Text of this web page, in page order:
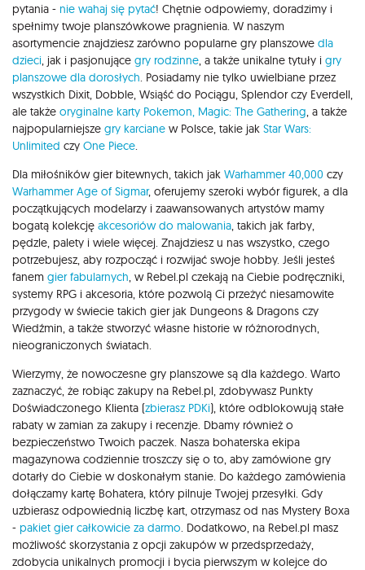
pytania - nie wahaj się pytać! Chętnie odpowiemy, doradzimy i
spełnimy twoje planszówkowe pragnienia. W naszym
asortymencie znajdziesz zarówno popularne gry planszowe dla
dzieci, jak i pasjonujące gry rodzinne, a także unikalne tytuły i gry
planszowe dla dorosłych. Posiadamy nie tylko uwielbiane przez
wszystkich Dixit, Dobble, Wsiąść do Pociągu, Splendor czy Everdell,
ale także oryginalne karty Pokemon, Magic: The Gathering, a także
najpopularniejsze gry karciane w Polsce, takie jak Star Wars:
Unlimited czy One Piece.
Dla miłośników gier bitewnych, takich jak Warhammer 40,000 czy
Warhammer Age of Sigmar, oferujemy szeroki wybór figurek, a dla
początkujących modelarzy i zaawansowanych artystów mamy
bogatą kolekcję akcesoriów do malowania, takich jak farby,
pędzle, palety i wiele więcej. Znajdziesz u nas wszystko, czego
potrzebujesz, aby rozpocząć i rozwijać swoje hobby. Jeśli jesteś
fanem gier fabularnych, w Rebel.pl czekają na Ciebie podręczniki,
systemy RPG i akcesoria, które pozwolą Ci przeżyć niesamowite
przygody w świecie takich gier jak Dungeons & Dragons czy
Wiedźmin, a także stworzyć własne historie w różnorodnych,
nieograniczonych światach.
Wierzymy, że nowoczesne gry planszowe są dla każdego. Warto
zaznaczyć, że robiąc zakupy na Rebel.pl, zdobywasz Punkty
Doświadczonego Klienta (zbierasz PDKi), które odblokowują stałe
rabaty w zamian za zakupy i recenzje. Dbamy również o
bezpieczeństwo Twoich paczek. Nasza bohaterska ekipa
magazynowa codziennie troszczy się o to, aby zamówione gry
dotarły do Ciebie w doskonałym stanie. Do każdego zamówienia
dołączamy kartę Bohatera, który pilnuje Twojej przesyłki. Gdy
uzbierasz odpowiednią liczbę kart, otrzymasz od nas Mystery Boxa
- pakiet gier całkowicie za darmo. Dodatkowo, na Rebel.pl masz
możliwość skorzystania z opcji zakupów w przedsprzedaży,
zdobycia unikalnych promocji i bycia pierwszym w kolejce do